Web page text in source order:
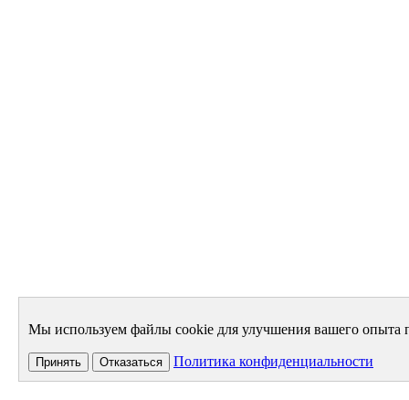
Мы используем файлы cookie для улучшения вашего опыта
Принять Отказаться Политика конфиденциальности